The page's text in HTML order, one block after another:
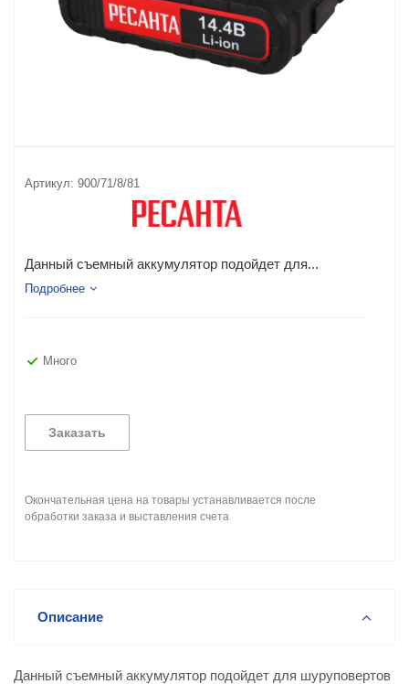
Артикул: 900/71/8/81
Данный съемный аккумулятор подойдет для...
Подробнее
Много
Заказать
Окончательная цена на товары устанавливается после
обработки заказа и выставления счета
Описание
Данный съемный аккумулятор подойдет для шуруповертов